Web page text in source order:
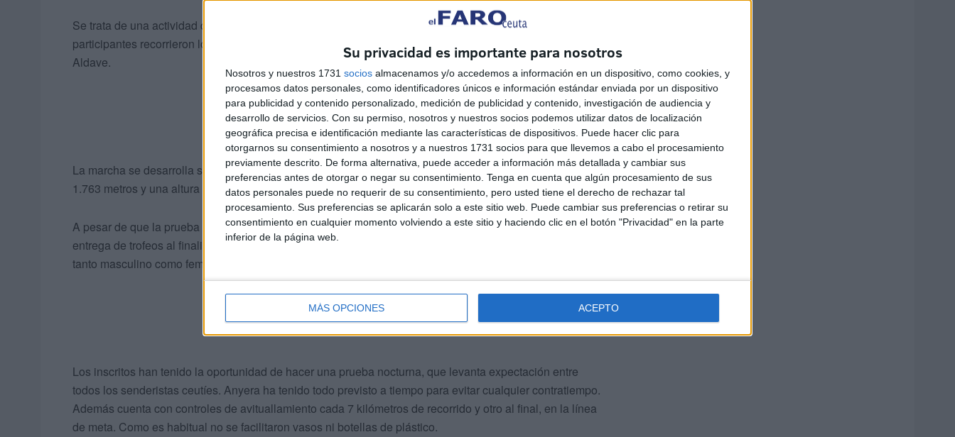
Su privacidad es importante para nosotros
Nosotros y nuestros 1731 socios almacenamos y/o accedemos a información en un dispositivo, como cookies, y
procesamos datos personales, como identificadores únicos e información estándar enviada por un dispositivo
para publicidad y contenido personalizado, medición de publicidad y contenido, investigación de audiencia y
desarrollo de servicios. Con su permiso, nosotros y nuestros socios podemos utilizar datos de localización
geográfica precisa e identificación mediante las características de dispositivos. Puede hacer clic para
otorgarnos su consentimiento a nosotros y a nuestros 1731 socios para que llevemos a cabo el procesamiento
previamente descrito. De forma alternativa, puede acceder a información más detallada y cambiar sus
preferencias antes de otorgar o negar su consentimiento. Tenga en cuenta que algún procesamiento de sus
datos personales puede no requerir de su consentimiento, pero usted tiene el derecho de rechazar tal
procesamiento. Sus preferencias se aplicarán solo a este sitio web. Puede cambiar sus preferencias o retirar su
consentimiento en cualquier momento volviendo a este sitio y haciendo clic en el botón "Privacidad" en la parte
inferior de la página web.
MÁS OPCIONES ACEPTO
Se trata de una actividad deportiva no competitiva donde, practicando el sano ejercicio de caminar, los
participantes recorrieron los caminos y senderos de la Sierra Cimera, disfrutando de la noche por García
Aldave.
La marcha se desarrolla sobre una distancia aproximada de 22 kilómetros, con un desnivel positivo de
1.763 metros y una altura máxima de 341 metros sobre el nivel del mar.
A pesar de que la prueba no es competitiva, la organización que corre a cargo del club Anyera, hará
entrega de trofeos al finalizar la travesía, al senderista más veterano que termine la prueba de montaña,
tanto masculino como femenino.
Los inscritos han tenido la oportunidad de hacer una prueba nocturna, que levanta expectación entre
todos los senderistas ceutíes. Anyera ha tenido todo previsto a tiempo para evitar cualquier contratiempo.
Además cuenta con controles de avituallamiento cada 7 kilómetros de recorrido y otro al final, en la línea
de meta. Como es habitual no se facilitaron vasos ni botellas de plástico.